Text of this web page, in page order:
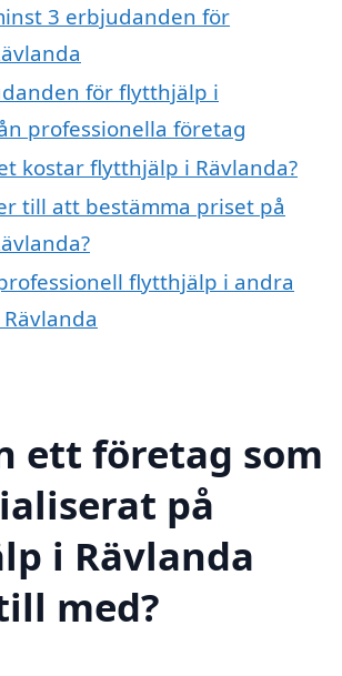
3 erbjudanden för
för flytthjälp i
professionella företag
kostar flytthjälp i Rävlanda?
till att bestämma priset på
flytthjälp i andra
ett företag som
på
i Rävlanda
med?